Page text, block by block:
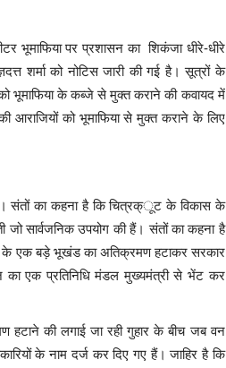
भूमाफिया पर प्रशासन का शिकंजा धीरे-धीरे
शर्मा को नोटिस जारी की गई है। सूत्रों के
भूमाफिया के कब्जे से मुक्त कराने की कवायद में
आराजियों को भूमाफिया से मुक्त कराने के लिए
संतों का कहना है कि चित्रक्ूट के विकास के
सार्वजनिक उपयोग की हैं। संतों का कहना है
के एक बड़े भूखंड का अतिक्रमण हटाकर सरकार
का एक प्रतिनिधि मंडल मुख्यमंत्री से भेंट कर
हटाने की लगाई जा रही गुहार के बीच जब वन
के नाम दर्ज कर दिए गए हैं। जाहिर है कि